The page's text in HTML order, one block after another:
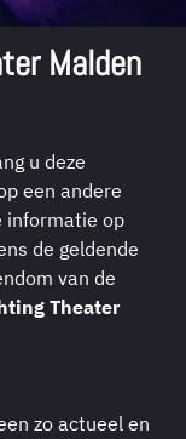
Malden
u deze
een andere
informatie op
de geldende
van de
Theater
zo actueel en